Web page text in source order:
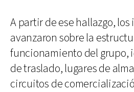
A partir de ese hallazgo,
avanzaron sobre la
funcionamiento del grupo,
de traslado, lugares de
circuitos de